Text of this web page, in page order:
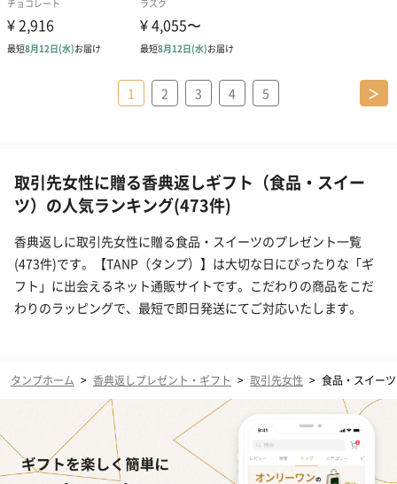
1 2 3 4 5 ＞
取引先女性に贈る香典返しギフト（食品・スイー
ツ）の人気ランキング(473件)
香典返しに取引先女性に贈る食品・スイーツのプレゼント一覧
(473件)です。【TANP（タンプ）】は大切な日にぴったりな「ギ
フト」に出会えるネット通販サイトです。こだわりの商品をこだ
わりのラッピングで、最短で即日発送にてご対応いたします。
タンプホーム > 香典返しプレゼント・ギフト > 取引先女性 > 食品・スイーツ